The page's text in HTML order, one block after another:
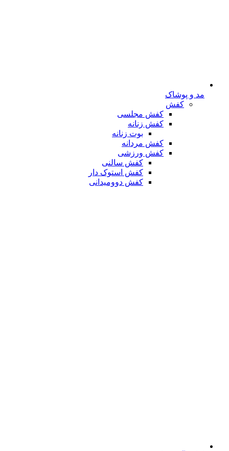
مد و پوشاک
کفش
کفش مجلسی
کفش زنانه
بوت زنانه
کفش مردانه
کفش ورزشی
کفش سالنی
کفش استوک دار
کفش دوومیدانی